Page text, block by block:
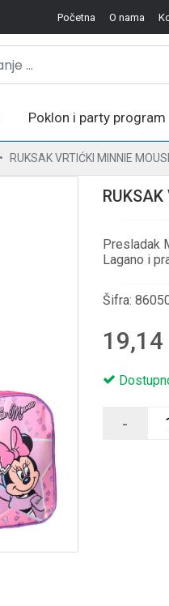
Početna O nama
Poklon i party program
RUKSAK VRTIĆKI MINNIE
Presladak
Lagano i
Šifra:
19,14
-